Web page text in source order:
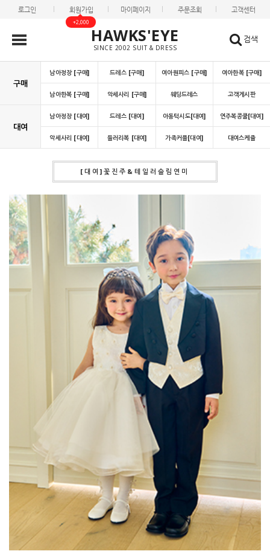
로그인 회원가입
+2,000
마이페이지 주문조회 고객센터
HAWKS'EYE
SINCE 2002 SUIT & DRESS
검색
구매
남아정장 [구매] 드레스 [구매] 여아원피스 [구매] 여아한복 [구매]
남아한복 [구매] 악세사리 [구매] 웨딩드레스 고객게시판
대여
남아정장 [대여] 드레스 [대여] 아동턱시도[대여] 연주복콩쿨[대여]
악세사리 [대여] 들러리복 [대여] 가족커플[대여] 대여스케쥴
[대여]꽃진주&테일러슬림연미